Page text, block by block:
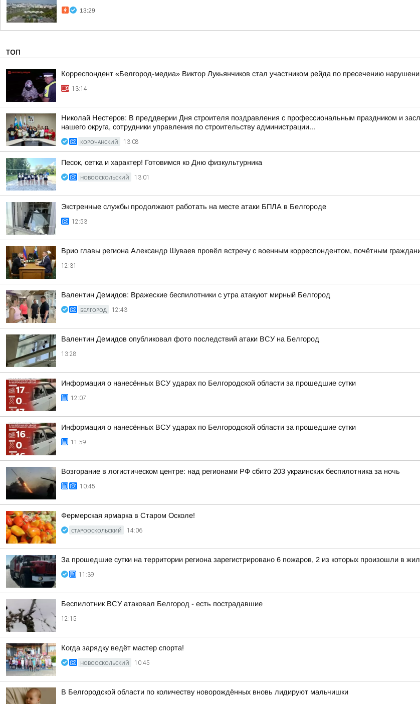
13:29
ТОП
Корреспондент «Белгород-медиа» Виктор Лукьянчиков стал участником рейда по пресечению
13:14
Николай Нестеров: В преддверии Дня строителя поздравления с профессиональным праздником и
нашего округа, сотрудники управления по строительству администрации...
КОРОЧАНСКИЙ 13:08
Песок, сетка и характер! Готовимся ко Дню физкультурника
НОВООСКОЛЬСКИЙ 13:01
Экстренные службы продолжают работать на месте атаки БПЛА в Белгороде
12:53
Врио главы региона Александр Шуваев провёл встречу с военным корреспондентом, почётным
12:31
Валентин Демидов: Вражеские беспилотники с утра атакуют мирный Белгород
БЕЛГОРОД 12:43
Валентин Демидов опубликовал фото последствий атаки ВСУ на Белгород
13:28
Информация о нанесённых ВСУ ударах по Белгородской области за прошедшие сутки
12:07
Информация о нанесённых ВСУ ударах по Белгородской области за прошедшие сутки
11:59
Возгорание в логистическом центре: над регионами РФ сбито 203 украинских беспилотника за ночь
10:45
Фермерская ярмарка в Старом Осколе!
СТАРООСКОЛЬСКИЙ 14:06
За прошедшие сутки на территории региона зарегистрировано 6 пожаров, 2 из которых произошли в
11:39
Беспилотник ВСУ атаковал Белгород - есть пострадавшие
12:15
Когда зарядку ведёт мастер спорта!
НОВООСКОЛЬСКИЙ 10:45
В Белгородской области по количеству новорождённых вновь лидируют мальчишки